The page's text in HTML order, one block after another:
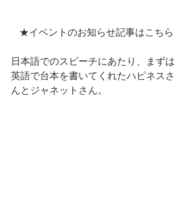
★イベントのお知らせ記事はこちら
日本語でのスピーチにあたり、まずは
英語で台本を書いてくれたハピネスさ
んとジャネットさん。